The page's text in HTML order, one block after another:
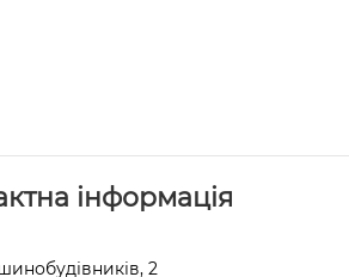
інформація
2